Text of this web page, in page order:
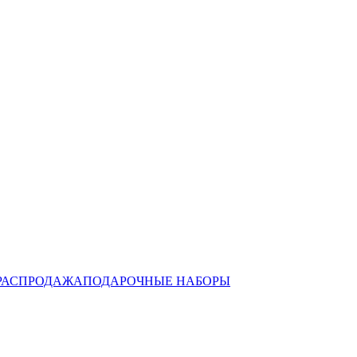
ПОДАРОЧНЫЕ НАБОРЫ